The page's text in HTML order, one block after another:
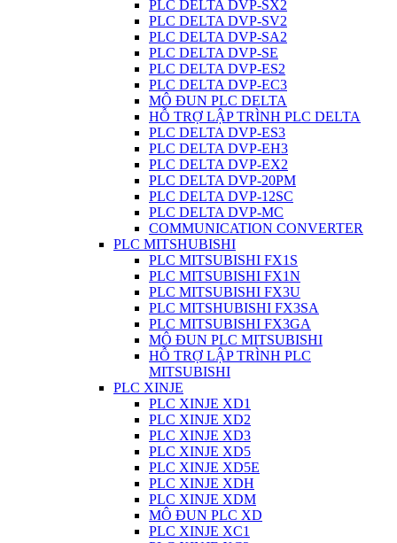
PLC DELTA DVP-SX2
PLC DELTA DVP-SV2
PLC DELTA DVP-SA2
PLC DELTA DVP-SE
PLC DELTA DVP-ES2
PLC DELTA DVP-EC3
MÔ ĐUN PLC DELTA
HỖ TRỢ LẬP TRÌNH PLC DELTA
PLC DELTA DVP-ES3
PLC DELTA DVP-EH3
PLC DELTA DVP-EX2
PLC DELTA DVP-20PM
PLC DELTA DVP-12SC
PLC DELTA DVP-MC
COMMUNICATION CONVERTER
PLC MITSHUBISHI
PLC MITSUBISHI FX1S
PLC MITSUBISHI FX1N
PLC MITSUBISHI FX3U
PLC MITSHUBISHI FX3SA
PLC MITSUBISHI FX3GA
MÔ ĐUN PLC MITSUBISHI
HỖ TRỢ LẬP TRÌNH PLC
MITSUBISHI
PLC XINJE
PLC XINJE XD1
PLC XINJE XD2
PLC XINJE XD3
PLC XINJE XD5
PLC XINJE XD5E
PLC XINJE XDH
PLC XINJE XDM
MÔ ĐUN PLC XD
PLC XINJE XC1